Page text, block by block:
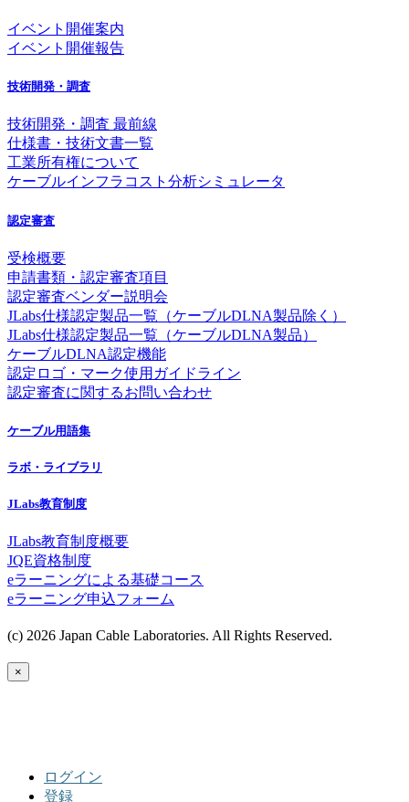
イベント開催案内
イベント開催報告
技術開発・調査
技術開発・調査 最前線
仕様書・技術文書一覧
工業所有権について
ケーブルインフラコスト分析シミュレータ
認定審査
受検概要
申請書類・認定審査項目
認定審査ベンダー説明会
JLabs仕様認定製品一覧（ケーブルDLNA製品除く）
JLabs仕様認定製品一覧（ケーブルDLNA製品）
ケーブルDLNA認定機能
認定ロゴ・マーク使用ガイドライン
認定審査に関するお問い合わせ
ケーブル用語集
ラボ・ライブラリ
JLabs教育制度
JLabs教育制度概要
JQE資格制度
eラーニングによる基礎コース
eラーニング申込フォーム
(c) 2026 Japan Cable Laboratories. All Rights Reserved.
×
ログイン
登録